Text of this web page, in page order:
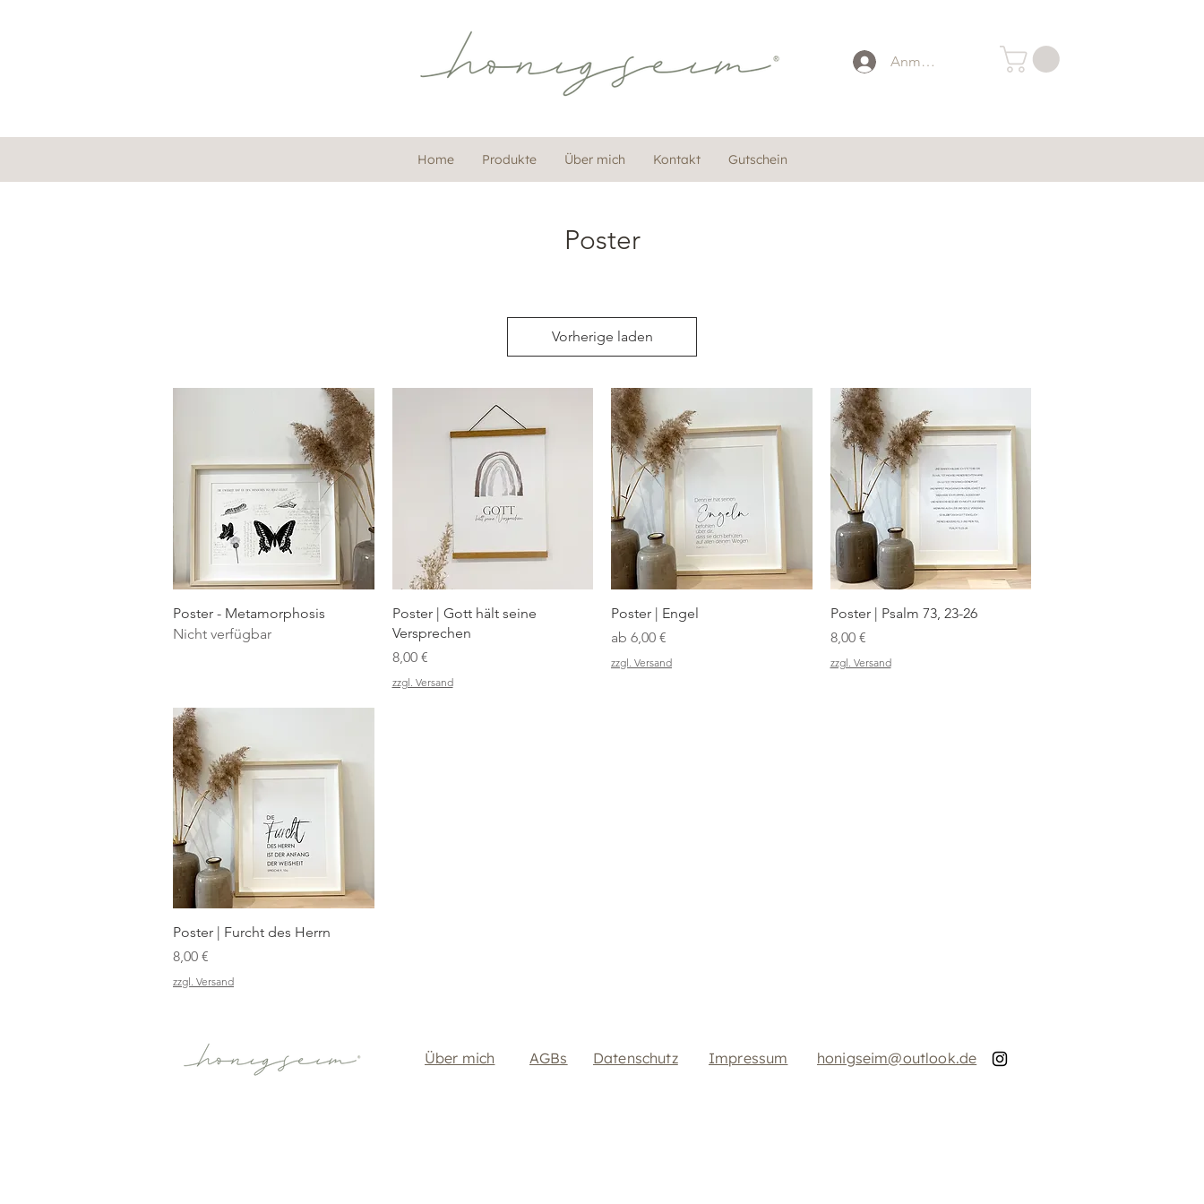
Anmelden
Home Produkte Über mich Kontakt Gutschein
Poster
Vorherige laden
Schnellansicht
Poster - Metamorphosis
Nicht verfügbar
Schnellansicht
Poster | Gott hält seine
Versprechen
Preis
8,00 €
zzgl. Versand
Schnellansicht
Poster | Engel
ab 6,00 €
Sale-Preis
zzgl. Versand
Schnellansicht
Poster | Psalm 73, 23-26
Preis
8,00 €
zzgl. Versand
Schnellansicht
Poster | Furcht des Herrn
Preis
8,00 €
zzgl. Versand
Über mich AGBs Datenschutz Impressum honigseim@outlook.de